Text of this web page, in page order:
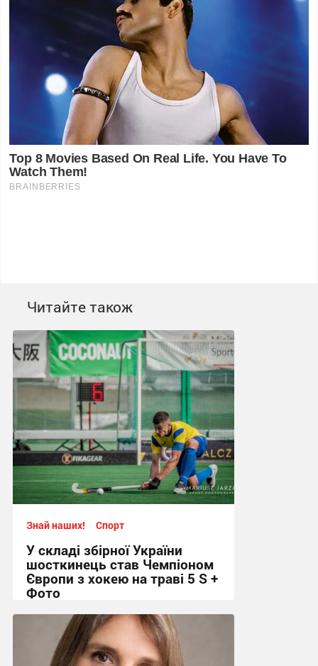
Читайте також
Знай наших! Спорт
У складі збірної України
шосткинець став Чемпіоном
Європи з хокею на траві 5 S +
Фото
23:17 вчора